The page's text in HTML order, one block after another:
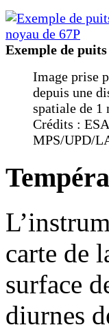
Exemple de
Image prise
depuis une
spatiale de 1
Crédits :
MPS/UPD/
carte de
surface
diurnes